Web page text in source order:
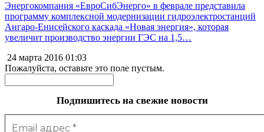
Энергокомпания «ЕвроСибЭнерго» в феврале представила
программу комплексной модернизации гидроэлектростанций
Ангаро-Енисейского каскада «Новая энергия», которая
увеличит производство энергии ГЭС на 1,5…
24 марта 2016 01:03
Пожалуйста, оставьте это поле пустым.
Подпишитесь на свежие новости